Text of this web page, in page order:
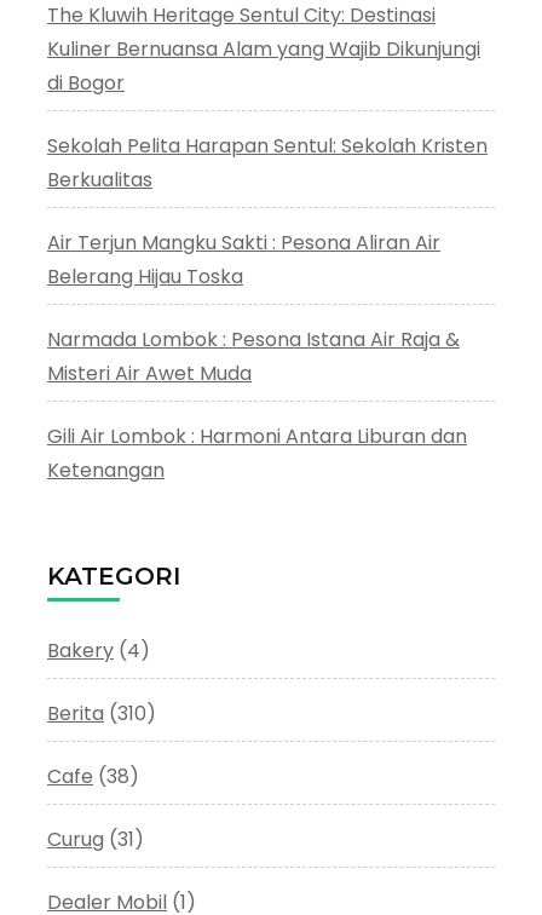
The Kluwih Heritage Sentul City: Destinasi
Kuliner Bernuansa Alam yang Wajib Dikunjungi
di Bogor
Sekolah Pelita Harapan Sentul: Sekolah Kristen
Berkualitas
Air Terjun Mangku Sakti : Pesona Aliran Air
Belerang Hijau Toska
Narmada Lombok : Pesona Istana Air Raja &
Misteri Air Awet Muda
Gili Air Lombok : Harmoni Antara Liburan dan
Ketenangan
KATEGORI
Bakery (4)
Berita (310)
Cafe (38)
Curug (31)
Dealer Mobil (1)